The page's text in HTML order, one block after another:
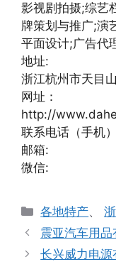
影视剧拍摄;综艺
牌策划与推广;演
平面设计;广告代
地址:
浙江杭州市天目
网址：
http://
联系电话（手机
邮箱:
微信:
分
类
各地特产、
震亚汽车用品
长兴威力电源